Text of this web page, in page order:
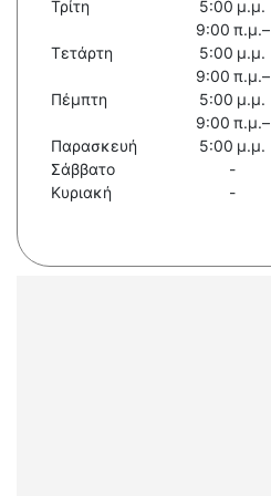
Τρίτη 5:00 μ.μ.
Τετάρτη
9:00 π.μ.–
5:00 μ.μ.
Πέμπτη
9:00 π.μ.–
5:00 μ.μ.
Παρασκευή
9:00 π.μ.–
5:00 μ.μ.
Σάββατο
-
Κυριακή
-